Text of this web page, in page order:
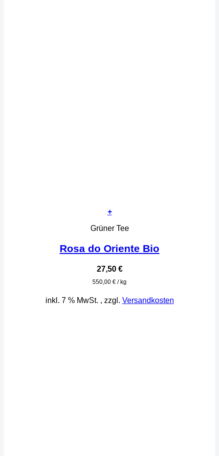
+
Grüner Tee
Rosa do Oriente Bio
27,50 €
550,00 € / kg
inkl. 7 % MwSt. , zzgl. Versandkosten